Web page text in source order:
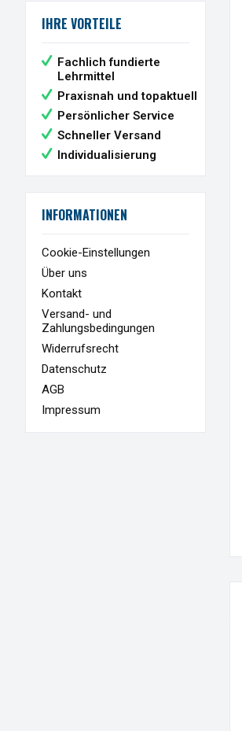
IHRE VORTEILE
Fachlich fundierte
Lehrmittel
Praxisnah und topaktuell
Persönlicher Service
Schneller Versand
Individualisierung
INFORMATIONEN
Cookie-Einstellungen
Über uns
Kontakt
Versand- und
Zahlungsbedingungen
Widerrufsrecht
Datenschutz
AGB
Impressum